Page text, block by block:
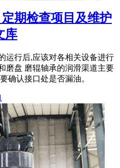
期检查项目及维护
库
运行后,应该对各相关设备进行
磨盘 磨辊轴承的润滑渠道主要
确认接口处是否漏油。